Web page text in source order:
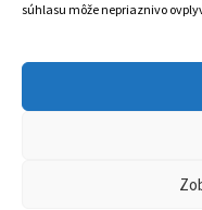
súhlasu môže nepriaznivo
+421 905